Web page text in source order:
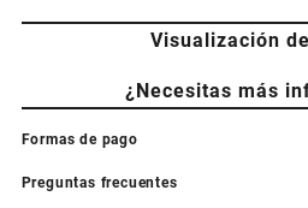
Visualización
¿Necesitas más
Formas de pago
Preguntas frecuentes